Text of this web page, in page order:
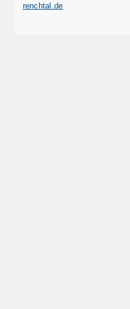
renchtal.de